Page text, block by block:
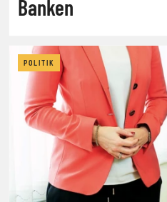
Banken
POLITIK